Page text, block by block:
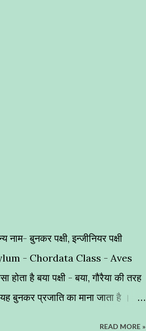
बुनकर पक्षी, इन्जीनियर पक्षी
- Chordata Class - Aves
है बया पक्षी - बया, गौरैया की तरह
बुनकर प्रजाति का माना जाता है ।
READ MORE »